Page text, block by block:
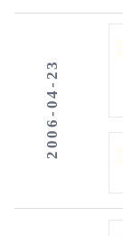
2006-04-23